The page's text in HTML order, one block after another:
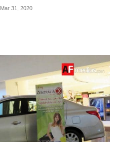
Mar 31, 2020